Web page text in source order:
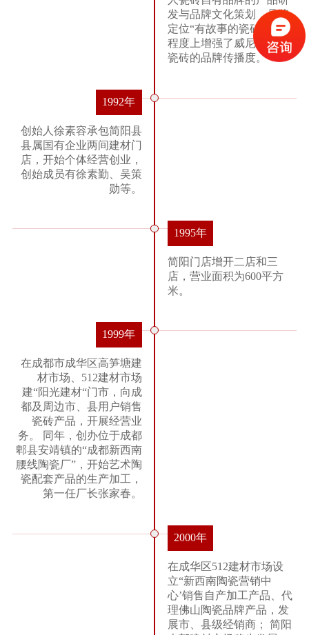
发与品牌文化策划，品牌
定位“有故事的瓷砖”一定
程度上增强了威尼斯商人
瓷砖的品牌传播度。
1992年
创始人徐素容承包简阳县
县属国有企业两间建材门
店，开始个体经营创业，
创始成员有徐素勤、吴策
勋等。
1995年
简阳门店增开二店和三
店，营业面积为600平方
米。
1999年
在成都市成华区高笋塘建
材市场、512建材市场
建“阳光建材“门市，向成
都及周边市、县用户销售
瓷砖产品，开展经营业
务。 同年，创办位于成都
郫县安靖镇的“成都新西南
腰线陶瓷厂”，开始艺术陶
瓷配套产品的生产加工，
第一任厂长张家春。
2000年
在成华区512建材市场设
立“新西南陶瓷营销中
心’销售自产加工产品、代
理佛山陶瓷品牌产品，发
展市、县级经销商； 简阳